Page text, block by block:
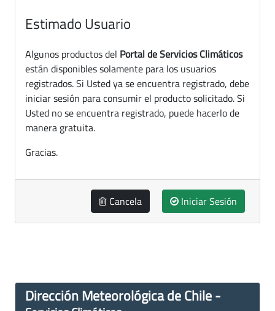
Estimado Usuario
Algunos productos del Portal de Servicios Climáticos
están disponibles solamente para los usuarios
registrados. Si Usted ya se encuentra registrado, debe
iniciar sesión para consumir el producto solicitado. Si
Usted no se encuentra registrado, puede hacerlo de
manera gratuita.
Gracias.
Cancela Iniciar Sesión
Dirección Meteorológica de Chile -